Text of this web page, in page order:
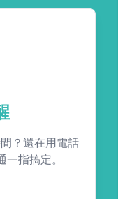
？還在用電話
指搞定。